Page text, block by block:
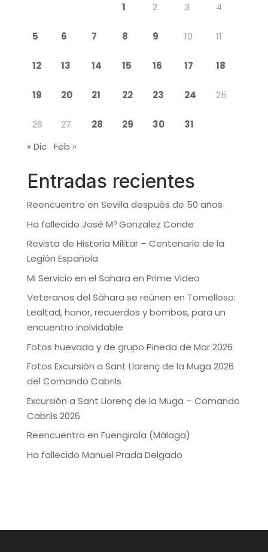
1 2 3 4
5 6 7 8 9 10 11
12 13 14 15 16 17 18
19 20 21 22 23 24 25
26 27 28 29 30
31
« Dic Feb »
Entradas recientes
Reencuentro en Sevilla después de 50 años
Ha fallecido José Mº Gonzalez Conde
Revista de Historia Militar – Centenario de la
Legión Española
Mi Servicio en el Sahara en Prime Video
Veteranos del Sáhara se reúnen en Tomelloso:
Lealtad, honor, recuerdos y bombos, para un
encuentro inolvidable
Fotos huevada y de grupo Pineda de Mar 2026
Fotos Excursión a Sant Llorenç de la Muga 2026
del Comando Cabrils
Excursión a Sant Llorenç de la Muga – Comando
Cabrils 2026
Reencuentro en Fuengirola (Málaga)
Ha fallecido Manuel Prada Delgado